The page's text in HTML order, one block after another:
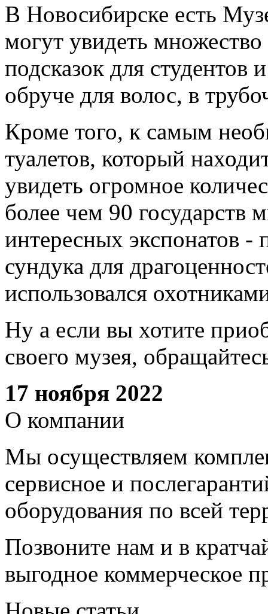
В Новосибирске есть
могут увидеть
подсказок для
обруче для волос, в
Кроме того, к самым
туалетов, который
увидеть огромное
более чем 90 государств
интересных экспонатов -
сундука для
использовался
Ну а если вы хотите
своего музея,
17 ноября 2022
О компании
Мы осуществляем
сервисное и
оборудования по всей
Позвоните нам и в
выгодное коммерческое